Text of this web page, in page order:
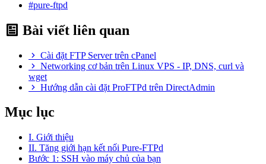
#pure-ftpd
Bài viết liên quan
Cài đặt FTP Server trên cPanel
Networking cơ bản trên Linux VPS - IP, DNS, curl và
wget
Hướng dẫn cài đặt ProFTPd trên DirectAdmin
Mục lục
I. Giới thiệu
II. Tăng giới hạn kết nối Pure-FTPd
Bước 1: SSH vào máy chủ của bạn